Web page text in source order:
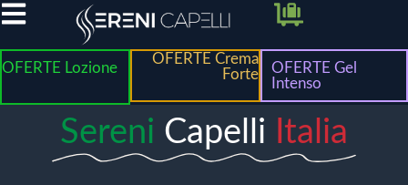
OFERTE Lozione
OFERTE Crema
Forte
OFERTE Gel
Intenso
Sereni Capelli Italia